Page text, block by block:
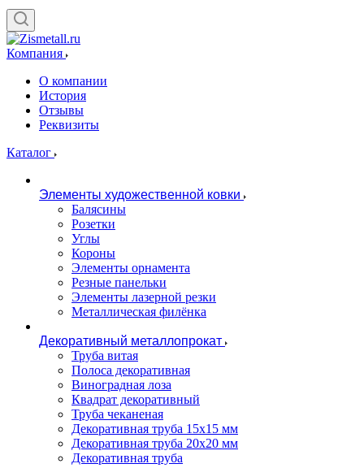
Компания
О компании
История
Отзывы
Реквизиты
Каталог
Элементы художественной ковки
Балясины
Розетки
Углы
Короны
Элементы орнамента
Резные панельки
Элементы лазерной резки
Металлическая филёнка
Декоративный металлопрокат
Труба витая
Полоса декоративная
Виноградная лоза
Квадрат декоративный
Труба чеканеная
Декоративная труба 15х15 мм
Декоративная труба 20х20 мм
Декоративная труба